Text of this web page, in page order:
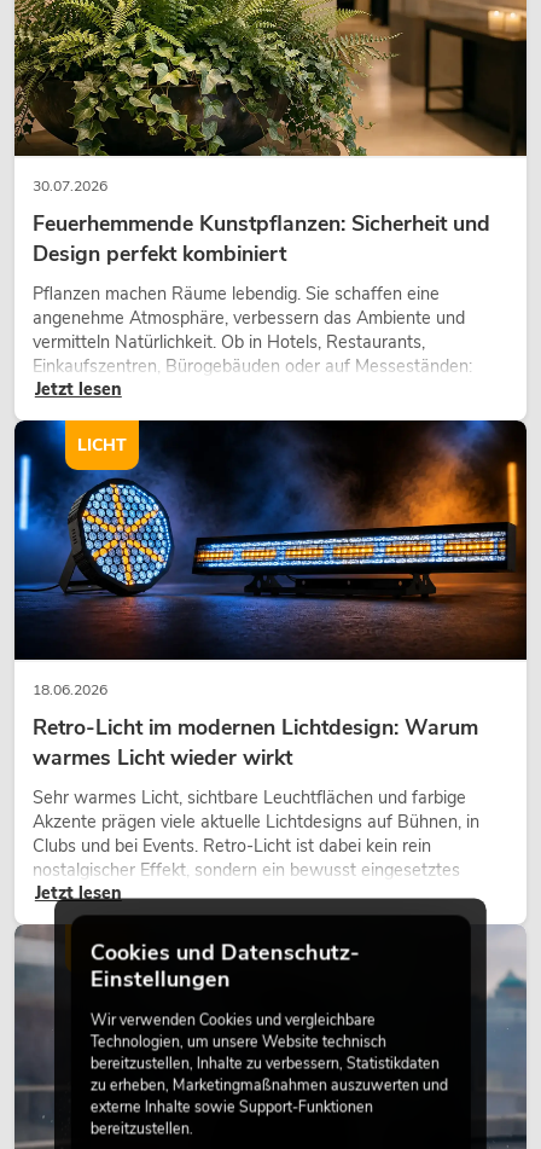
30.07.2026
Feuerhemmende Kunstpflanzen: Sicherheit und
Design perfekt kombiniert
Pflanzen machen Räume lebendig. Sie schaffen eine
angenehme Atmosphäre, verbessern das Ambiente und
vermitteln Natürlichkeit. Ob in Hotels, Restaurants,
Einkaufszentren, Bürogebäuden oder auf Messeständen:
eine hochwertige Begrünung gehört heute längst zum
Jetzt lesen
18.06.2026
Retro-Licht im modernen Lichtdesign: Warum
warmes Licht wieder wirkt
Sehr warmes Licht, sichtbare Leuchtflächen und farbige
Akzente prägen viele aktuelle Lichtdesigns auf Bühnen, in
Clubs und bei Events. Retro-Licht ist dabei kein rein
nostalgischer Effekt, sondern ein bewusst eingesetztes
Gestaltungsmittel: Es schafft Atmosphäre, gibt Szenen
Charakter und kann technische LED-Setups emotionaler
wirken lassen.
Jetzt lesen
LICHT
LICHT
Cookies und Datenschutz-
Einstellungen
Wir verwenden Cookies und vergleichbare
Technologien, um unsere Website technisch
bereitzustellen, Inhalte zu verbessern, Statistikdaten
zu erheben, Marketingmaßnahmen auszuwerten und
externe Inhalte sowie Support-Funktionen
bereitzustellen.